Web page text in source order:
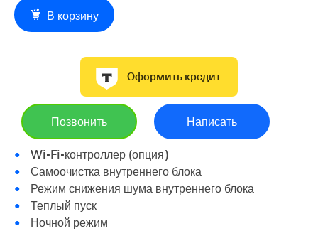
В корзину
Оформить кредит
Позвонить Написать
Wi-Fi-контроллер (опция)
Самоочистка внутреннего блока
Режим снижения шума внутреннего блока
Теплый пуск
Ночной режим